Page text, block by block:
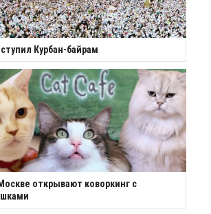
Курбан-байрам
открывают коворкинг с